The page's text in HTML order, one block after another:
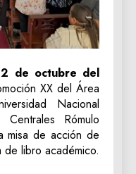
de octubre del
XX del Área
Nacional
Rómulo
misa de acción de
de libro académico.